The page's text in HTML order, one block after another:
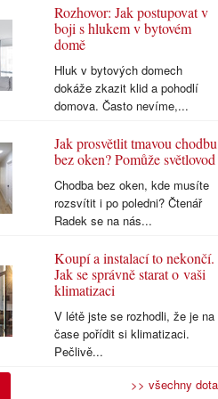
Rozhovor: Jak postupovat v
boji s hlukem v bytovém
domě
Hluk v bytových domech
dokáže zkazit klid a pohodlí
domova. Často nevíme,...
Jak prosvětlit tmavou chodbu
bez oken? Pomůže světlovod
Chodba bez oken, kde musíte
rozsvítit i po poledni? Čtenář
Radek se na nás...
Koupí a instalací to nekončí.
Jak se správně starat o vaši
klimatizaci
V létě jste se rozhodli, že je na
čase pořídit si klimatizaci.
Pečlivě...
>> všechny